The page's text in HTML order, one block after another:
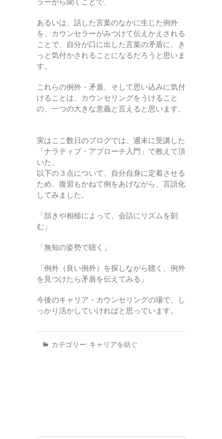
ラーから聞くことで、
あるいは、話した言葉のなかに生じた例外
を、カウンセラーがみつけて伝えかえされる
ことで、自分が口に出した言葉の矛盾に、き
っと気付かされることになるだろうと思いま
す。
これらの例外・矛盾、そして思い込みに気付
けることは、カウンセリングをうけること
の、一つの大きな意義と言えると思います。
実はここ数日のブログでは、週末に受講した
「ナラティブ・アプローチ入門」で教えて頂
いた、
以下の３点について、自分自身に定着させる
ため、復習もかねて例をあげながら、言語化
してみました。
「頷きや相槌によって、会話にリズムを刻
む」
「無知の姿勢で聴く」
「例外（良い例外）を探しながら聴く、例外
を見つけたら矛盾を伝えてみる」
今後のキャリア・カウンセリングの場で、し
っかり活かしていければと思っています。
カテゴリー: キャリアを紡ぐ